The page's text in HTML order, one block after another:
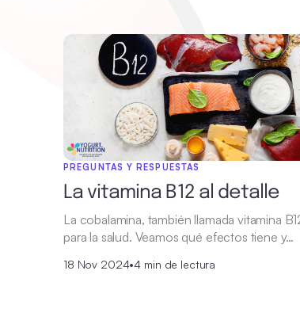
PREGUNTAS Y RESPUESTAS
La vitamina B12 al detalle
La cobalamina, también llamada vitamina
para la salud. Veamos qué efectos tiene y…
18 Nov 2024•4 min de lectura